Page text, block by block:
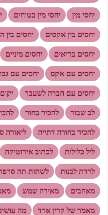
יחסי מין יחסי מין בטוחים
יחסים בין אקסים יחסים בין
יחסים בריאים יחסים מיניים
יחסים עם אקס יחסים עם
יחסים עם חברה לשעבר
לב שבור להכיר בחור
להכיר בחורה דתייה ליאורה
ליל כלולות לכתוב אירוטיקה
לרדת לבנות לשתות תה
מאהבים מאירה שמש
מאמר של קרין ארד מה